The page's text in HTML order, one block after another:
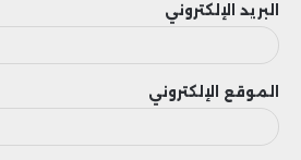
البريد الإلكتروني
الموقع الإلكتروني